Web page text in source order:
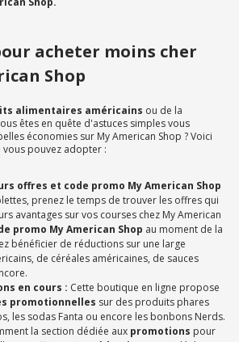
acheter moins cher
Shop
alimentaires américains ou de la
êtes en quête d'astuces simples vous
économies sur My American Shop ? Voici
pouvez adopter :
offres et code promo My American Shop
prenez le temps de trouver les offres qui
avantages sur vos courses chez My American
promo My American Shop au moment de la
bénéficier de réductions sur une large
de céréales américaines, de sauces
en cours : Cette boutique en ligne propose
promotionnelles sur des produits phares
les sodas Fanta ou encore les bonbons Nerds.
la section dédiée aux promotions pour